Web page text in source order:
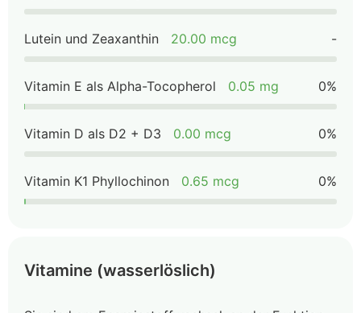
Lutein und Zeaxanthin 20.00 mcg -
Vitamin E als Alpha-Tocopherol 0.05 mg 0%
Vitamin D als D2 + D3 0.00 mcg 0%
Vitamin K1 Phyllochinon 0.65 mcg 0%
Vitamine (wasserlöslich)